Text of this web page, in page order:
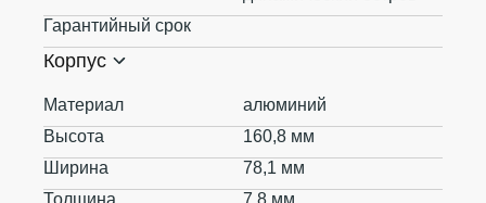
Гарантийный срок
Корпус
Материал
алюминий
Высота
160,8 мм
Ширина
78,1 мм
Толщина
7,8 мм